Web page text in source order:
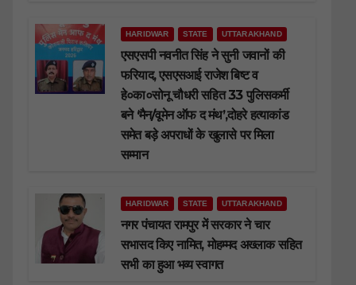
HARIDWAR STATE UTTARAKHAND
एसएसपी नवनीत सिंह ने सुनी जवानों की
फरियाद, एसएसआई राजेश बिष्ट व
हे०का०सोनू चौधरी सहित 33 पुलिसकर्मी
बने ‘मैन/वूमेन ऑफ द मंथ’,दोहरे हत्याकांड
समेत बड़े अपराधों के खुलासे पर मिला
सम्मान
HARIDWAR STATE UTTARAKHAND
नगर पंचायत रामपुर में सरकार ने चार
सभासद किए नामित, मोहम्मद अख्लाक सहित
सभी का हुआ भव्य स्वागत